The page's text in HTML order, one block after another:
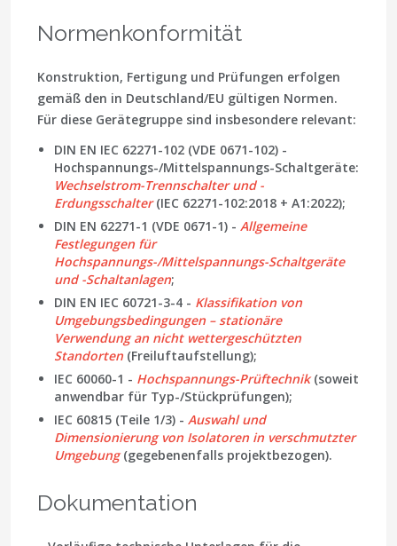
Normenkonformität
Konstruktion, Fertigung und Prüfungen erfolgen
gemäß den in Deutschland/EU gültigen Normen.
Für diese Gerätegruppe sind insbesondere relevant:
DIN EN IEC 62271-102 (VDE 0671-102) -
Hochspannungs-/Mittelspannungs-Schaltgeräte:
Wechselstrom-Trennschalter und -
Erdungsschalter(IEC 62271-102:2018 + A1:2022);
DIN EN 62271-1 (VDE 0671-1) - Allgemeine
Festlegungen für
Hochspannungs-/Mittelspannungs-Schaltgeräte
und -Schaltanlagen;
DIN EN IEC 60721-3-4 - Klassifikation von
Umgebungsbedingungen – stationäre
Verwendung an nicht wettergeschützten
Standorten(Freiluftaufstellung);
IEC 60060-1 - Hochspannungs-Prüftechnik(soweit
anwendbar für Typ-/Stückprüfungen);
IEC 60815 (Teile 1/3) - Auswahl und
Dimensionierung von Isolatoren in verschmutzter
Umgebung(gegebenenfalls projektbezogen).
Dokumentation